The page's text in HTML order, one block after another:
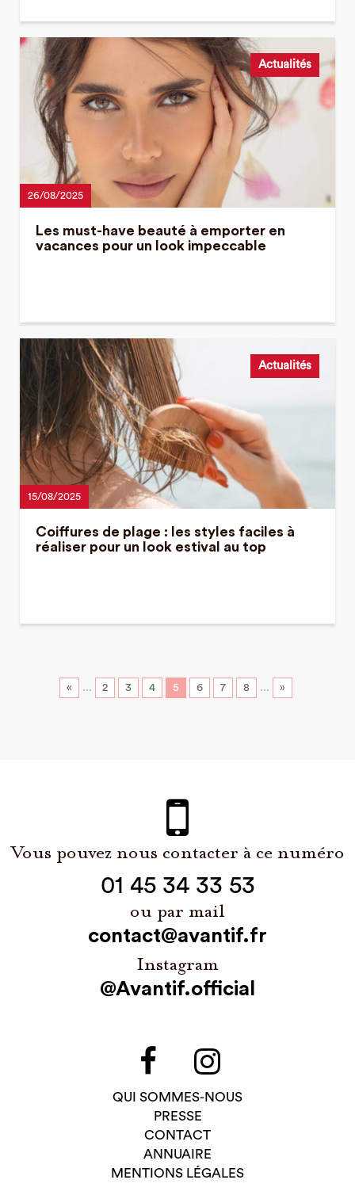
Actualités
26/08/2025
Les must-have beauté à emporter en
vacances pour un look impeccable
Actualités
15/08/2025
Coiffures de plage : les styles faciles à
réaliser pour un look estival au top
« ... 2 3 4 5 6 7 8 ... »
Vous pouvez nous contacter à ce numéro
01 45 34 33 53
ou par mail
contact@avantif.fr
Instagram
@Avantif.official
QUI SOMMES-NOUS
PRESSE
CONTACT
ANNUAIRE
MENTIONS LÉGALES